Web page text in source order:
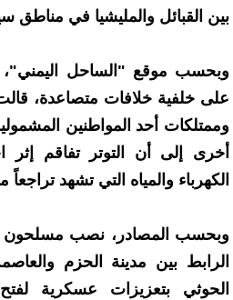
بين القبائل والمليشيا في مناطق
وبحسب موقع "الساحل اليمني"،
على خلفية خلافات متصاعدة،
وممتلكات أحد المواطنين
أخرى إلى أن التوتر تفاقم إثر
الكهرباء والمياه التي تشهد تراجعاً
وبحسب المصادر، نصب مسلحون
الرابط بين مدينة الحزم
الحوثي بتعزيزات عسكرية